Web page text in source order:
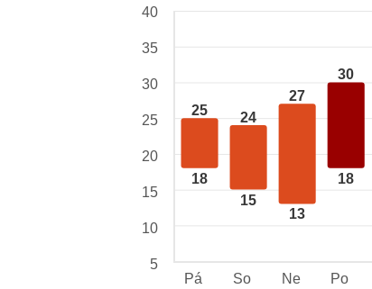
25
18
24
15
27
13
30
18
40
35
30
25
20
15
10
5
Pá
So Ne Po